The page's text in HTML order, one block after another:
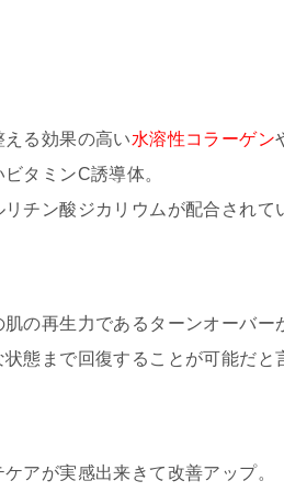
る効果の高い水溶性コラーゲン
タミンC誘導体。
チン酸ジカリウムが配合されて
の再生力であるターンオーバー
態まで回復することが可能だと
ケアが実感出来きて改善アップ。